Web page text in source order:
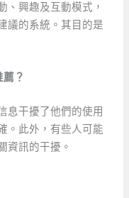
、興趣及互動模式，
議的系統。其目的是
？
息干擾了他們的使用
。此外，有些人可能
資訊的干擾。